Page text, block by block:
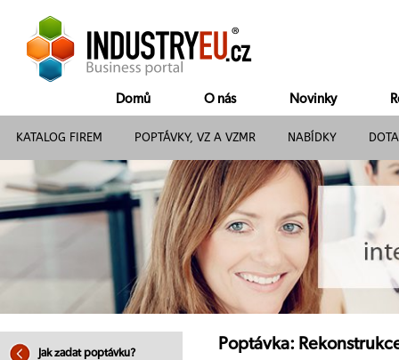
Domů O nás Novinky
KATALOG FIREM POPTÁVKY, VZ A VZMR NABÍDKY
Jak zadat poptávku?
Poptávka: